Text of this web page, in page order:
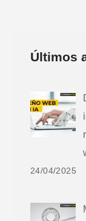
Últimos
24/04/2025